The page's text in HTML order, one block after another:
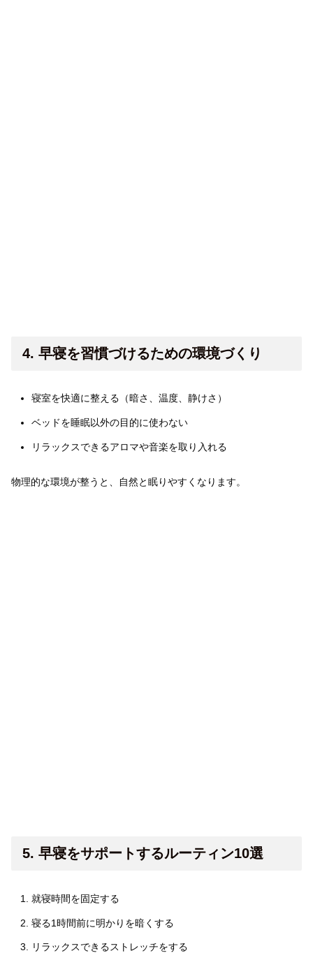
4. 早寝を習慣づけるための環境づくり
寝室を快適に整える（暗さ、温度、静けさ）
ベッドを睡眠以外の目的に使わない
リラックスできるアロマや音楽を取り入れる
物理的な環境が整うと、自然と眠りやすくなります。
5. 早寝をサポートするルーティン10選
就寝時間を固定する
寝る1時間前に明かりを暗くする
リラックスできるストレッチをする